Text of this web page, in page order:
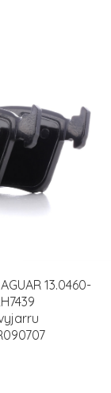
13.0460-